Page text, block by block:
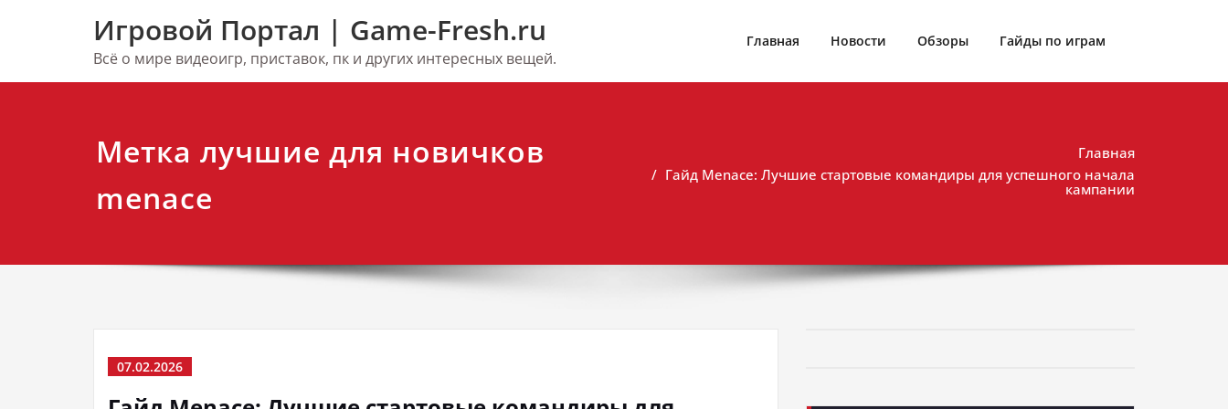
Игровой Портал | Game-Fresh.ru
Всё о мире видеоигр, приставок, пк и других интересных вещей.
Главная Новости Обзоры Гайды по играм
Метка лучшие для новичков
menace
Главная
Гайд Menace: Лучшие стартовые командиры для успешного начала
кампании
07.02.2026